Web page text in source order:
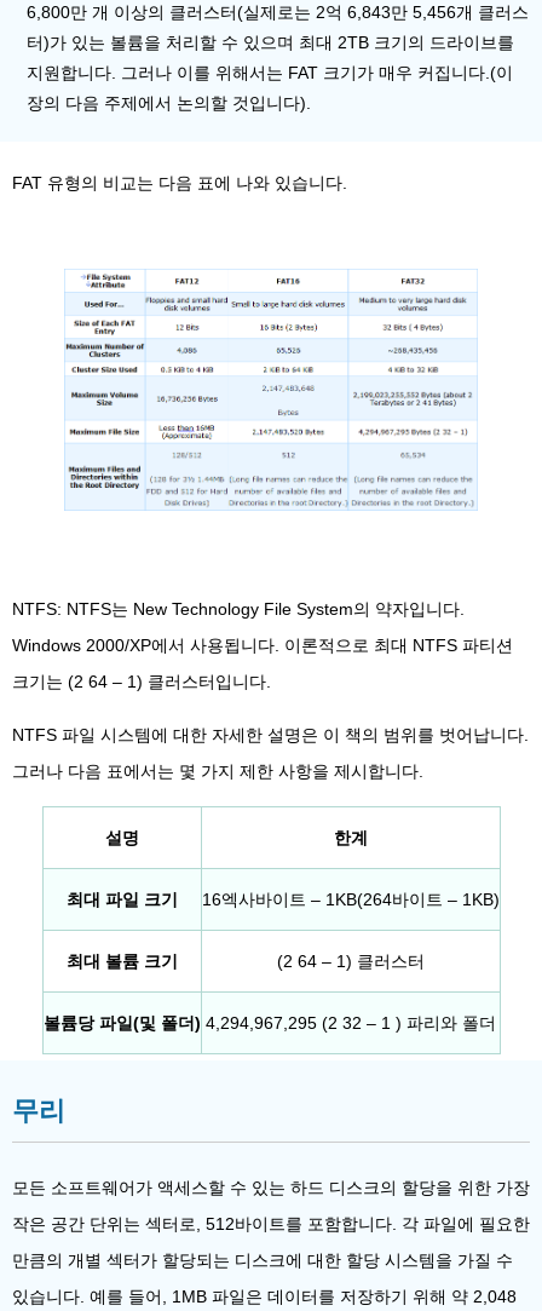
6,800만 개 이상의 클러스터(실제로는 2억 6,843만 5,456개 클러스
터)가 있는 볼륨을 처리할 수 있으며 최대 2TB 크기의 드라이브를
지원합니다. 그러나 이를 위해서는 FAT 크기가 매우 커집니다.(이
장의 다음 주제에서 논의할 것입니다).
FAT 유형의 비교는 다음 표에 나와 있습니다.
NTFS: NTFS는 New Technology File System의 약자입니다.
Windows 2000/XP에서 사용됩니다. 이론적으로 최대 NTFS 파티션
크기는 (2 64 – 1) 클러스터입니다.
NTFS 파일 시스템에 대한 자세한 설명은 이 책의 범위를 벗어납니다.
그러나 다음 표에서는 몇 가지 제한 사항을 제시합니다.
설명 한계
최대 파일 크기 16엑사바이트 – 1KB(264바이트 – 1KB)
최대 볼륨 크기 (2 64 – 1) 클러스터
볼륨당 파일(및 폴더) 4,294,967,295 (2 32 – 1 ) 파리와 폴더
무리
모든 소프트웨어가 액세스할 수 있는 하드 디스크의 할당을 위한 가장
작은 공간 단위는 섹터로, 512바이트를 포함합니다. 각 파일에 필요한
만큼의 개별 섹터가 할당되는 디스크에 대한 할당 시스템을 가질 수
있습니다. 예를 들어, 1MB 파일은 데이터를 저장하기 위해 약 2,048